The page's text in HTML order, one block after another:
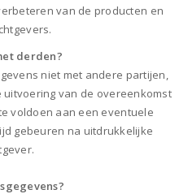
van de producten en
derden?
niet met andere partijen,
van de overeenkomst
voldoen aan een eventuele
gebeuren na uitdrukkelijke